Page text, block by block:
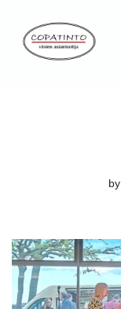
Skip
by